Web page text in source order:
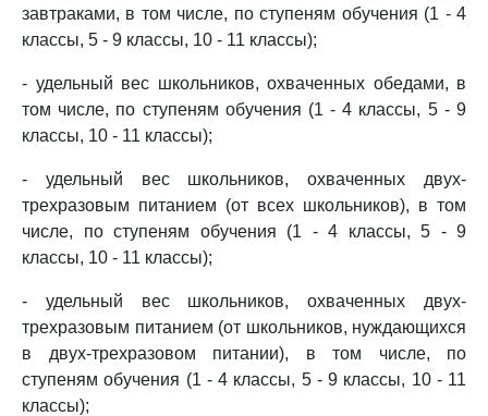
завтраками, в том числе, по ступеням обучения (1 - 4
классы, 5 - 9 классы, 10 - 11 классы);
- удельный вес школьников, охваченных обедами, в
том числе, по ступеням обучения (1 - 4 классы, 5 - 9
классы, 10 - 11 классы);
- удельный вес школьников, охваченных двух-
трехразовым питанием (от всех школьников), в том
числе, по ступеням обучения (1 - 4 классы, 5 - 9
классы, 10 - 11 классы);
- удельный вес школьников, охваченных двух-
трехразовым питанием (от школьников, нуждающихся
в двух-трехразовом питании), в том числе, по
ступеням обучения (1 - 4 классы, 5 - 9 классы, 10 - 11
классы);